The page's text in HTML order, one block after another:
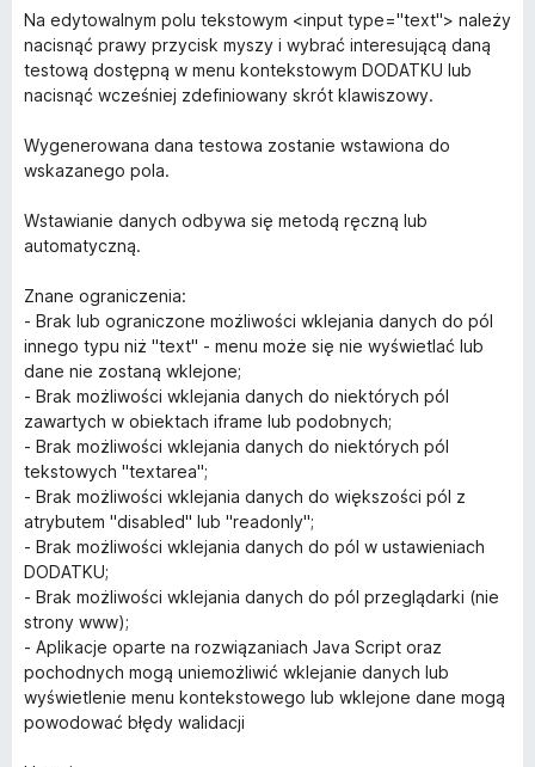
Na edytowalnym polu tekstowym <input type="text"> należy
nacisnąć prawy przycisk myszy i wybrać interesującą daną
testową dostępną w menu kontekstowym DODATKU lub
nacisnąć wcześniej zdefiniowany skrót klawiszowy.
Wygenerowana dana testowa zostanie wstawiona do
wskazanego pola.
Wstawianie danych odbywa się metodą ręczną lub
automatyczną.
Znane ograniczenia:
- Brak lub ograniczone możliwości wklejania danych do pól
innego typu niż "text" - menu może się nie wyświetlać lub
dane nie zostaną wklejone;
- Brak możliwości wklejania danych do niektórych pól
zawartych w obiektach iframe lub podobnych;
- Brak możliwości wklejania danych do niektórych pól
tekstowych "textarea";
- Brak możliwości wklejania danych do większości pól z
atrybutem "disabled" lub "readonly";
- Brak możliwości wklejania danych do pól w ustawieniach
DODATKU;
- Brak możliwości wklejania danych do pól przeglądarki (nie
strony www);
- Aplikacje oparte na rozwiązaniach Java Script oraz
pochodnych mogą uniemożliwić wklejanie danych lub
wyświetlenie menu kontekstowego lub wklejone dane mogą
powodować błędy walidacji